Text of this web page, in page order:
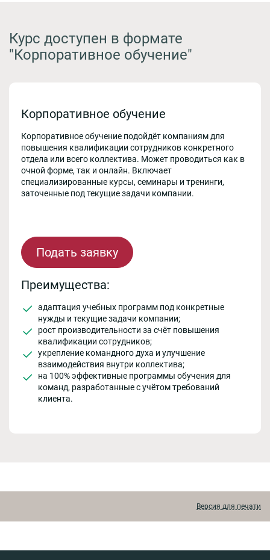
Курс доступен в формате
"Корпоративное обучение"
Корпоративное обучение
Корпоративное обучение подойдёт компаниям для
повышения квалификации сотрудников конкретного
отдела или всего коллектива. Может проводиться как в
очной форме, так и онлайн. Включает
специализированные курсы, семинары и тренинги,
заточенные под текущие задачи компании.
Подать заявку
Преимущества:
адаптация учебных программ под конкретные
нужды и текущие задачи компании;
рост производительности за счёт повышения
квалификации сотрудников;
укрепление командного духа и улучшение
взаимодействия внутри коллектива;
на 100% эффективные программы обучения для
команд, разработанные с учётом требований
клиента.
Версия для печати